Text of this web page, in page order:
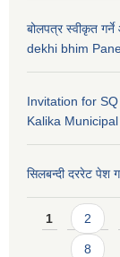
बोलपत्र स्वीकृत
dekhi bhim
Invitation for
Kalika Municipal
सिलबन्दी दररेट पेश
Pages
1 2
8